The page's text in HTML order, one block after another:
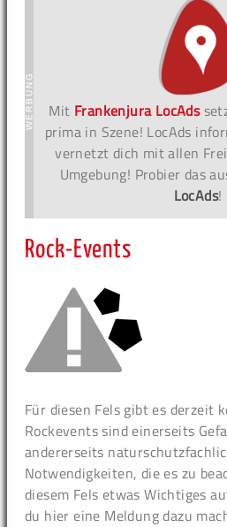
Mit Frankenjura LocAds
prima in Szene! LocAds
vernetzt dich mit allen
Umgebung! Probier das
LocAds!
Rock-Events
Für diesen Fels gibt es derzeit
Rockevents sind einerseits
andererseits
Notwendigkeiten, die es zu
diesem Fels etwas Wichtiges
du hier eine Meldung dazu